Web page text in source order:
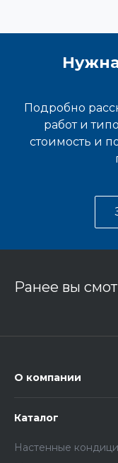
Подробно
работ и
стоимость и
Ранее вы
О компании
Каталог
Настенные